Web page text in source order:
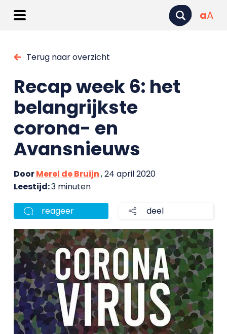
aA
Terug naar overzicht
Recap week 6: het
belangrijkste
corona- en
Avansnieuws
DoorMerel de Bruijn, 24 april 2020
Leestijd:3 minuten
reageer deel